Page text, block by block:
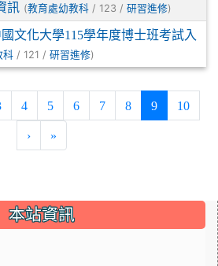
訊 (教育處幼教科 / 123 / 研習進修)
國文化大學115學年度博士班考試入
科 / 121 / 研習進修)
4 5 6 7 8 9(current)
10
› »
本站資訊